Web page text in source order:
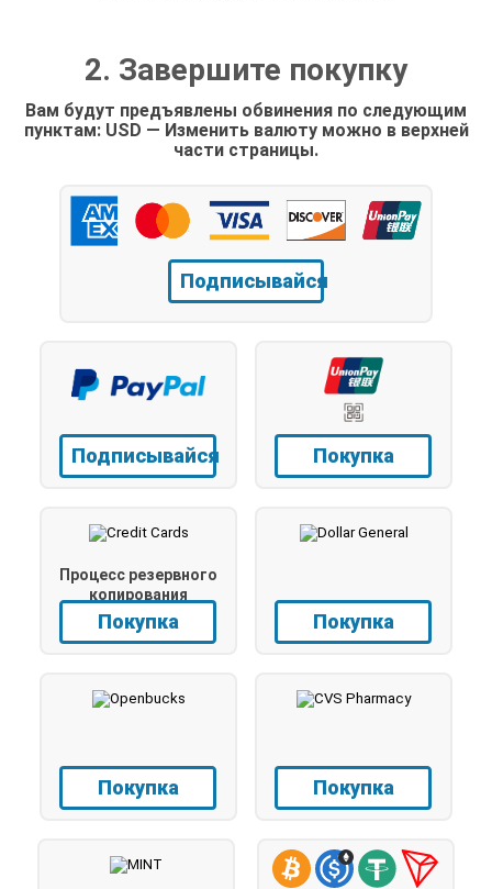
2. Завершите покупку
Вам будут предъявлены обвинения по следующим
пунктам: USD — Изменить валюту можно в верхней
части страницы.
Подписывайся
Подписывайся Покупка
Процесс резервного
копирования
Покупка Покупка
Покупка Покупка